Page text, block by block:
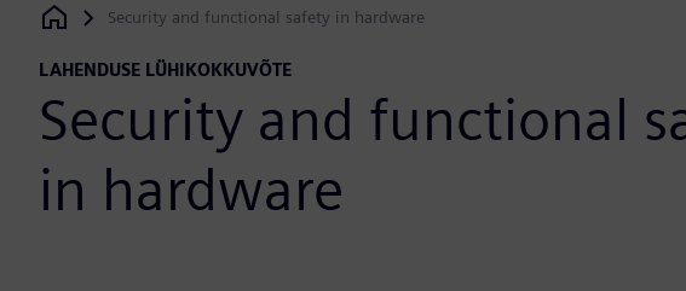
Siemens Digital Industries Software
Security and functional safety in hardware
LAHENDUSE LÜHIKOKKUVÕTE
Security and functional
in hardware